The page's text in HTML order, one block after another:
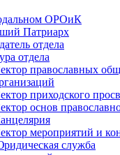
ОРОиК
Патриарх
отдела
отдела
православных
приходского
основ
мероприятий и
служба